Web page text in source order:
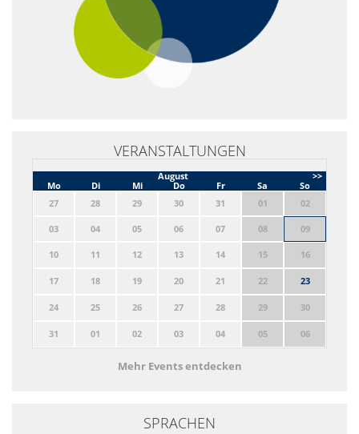
VERANSTALTUNGEN
>>
August
Mo
Di Mi Do Fr Sa
So
27
28 29 30 31 01 02
03 04 05 06 07 08 09
10 11 12 13 14 15 16
17 18 19 20 21 22 23
24 25 26 27 28 29 30
31 01 02 03 04 05 06
Mehr Events entdecken
SPRACHEN